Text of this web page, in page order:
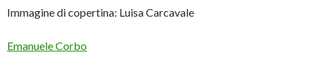
Immagine di copertina: Luisa Carcavale
Emanuele Corbo